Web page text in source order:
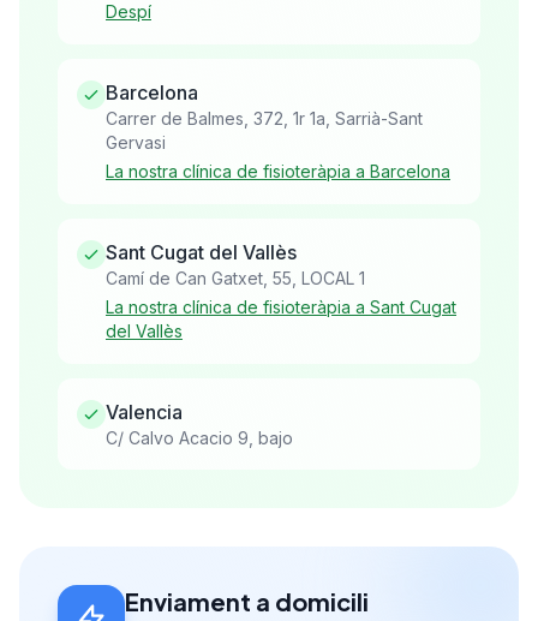
Despí
Barcelona
Carrer de Balmes, 372, 1r 1a, Sarrià-Sant
Gervasi
La nostra clínica de fisioteràpia a Barcelona
Sant Cugat del Vallès
Camí de Can Gatxet, 55, LOCAL 1
La nostra clínica de fisioteràpia a Sant Cugat
del Vallès
Valencia
C/ Calvo Acacio 9, bajo
Enviament a domicili